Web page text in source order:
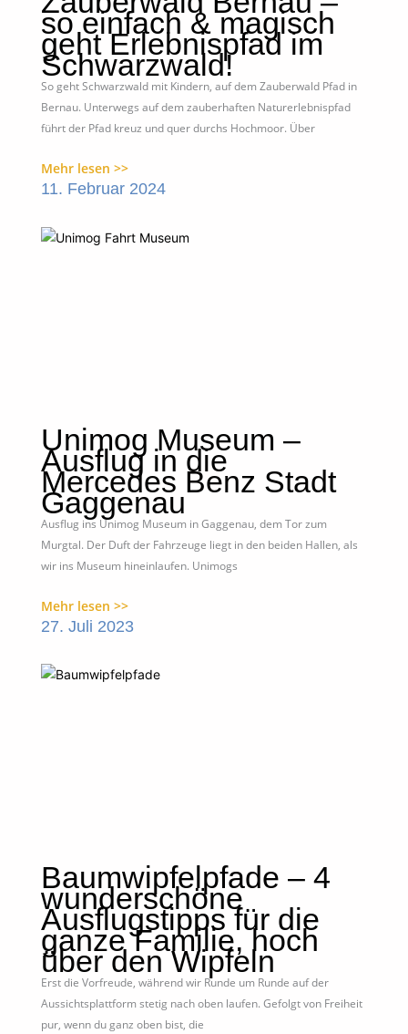
so einfach & magisch
geht Erlebnispfad im
Schwarzwald!
So geht Schwarzwald mit Kindern, auf dem Zauberwald Pfad in
Bernau. Unterwegs auf dem zauberhaften Naturerlebnispfad
führt der Pfad kreuz und quer durchs Hochmoor. Über
Mehr lesen >>
11. Februar 2024
Unimog Museum –
Ausflug in die
Mercedes Benz Stadt
Gaggenau
Ausflug ins Unimog Museum in Gaggenau, dem Tor zum
Murgtal. Der Duft der Fahrzeuge liegt in den beiden Hallen, als
wir ins Museum hineinlaufen. Unimogs
Mehr lesen >>
27. Juli 2023
Baumwipfelpfade – 4
wunderschöne
Ausflugstipps für die
ganze Familie, hoch
über den Wipfeln
Erst die Vorfreude, während wir Runde um Runde auf der
Aussichtsplattform stetig nach oben laufen. Gefolgt von Freiheit
pur, wenn du ganz oben bist, die